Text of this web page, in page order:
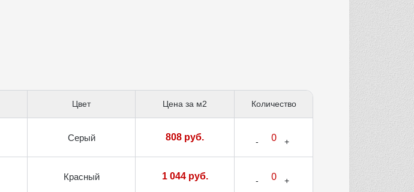
Цвет Цена за м2 Количество
Серый 808 руб.
Красный 1 044 руб.